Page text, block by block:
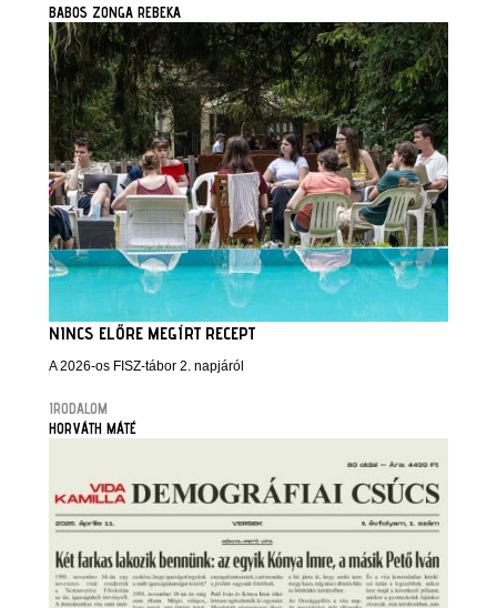
BABOS ZONGA REBEKA
NINCS ELŐRE MEGÍRT RECEPT
A 2026-os FISZ-tábor 2. napjáról
IRODALOM
HORVÁTH MÁTÉ